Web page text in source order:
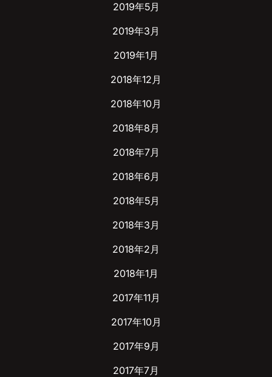
2019年5月
2019年3月
2019年1月
2018年12月
2018年10月
2018年8月
2018年7月
2018年6月
2018年5月
2018年3月
2018年2月
2018年1月
2017年11月
2017年10月
2017年9月
2017年7月